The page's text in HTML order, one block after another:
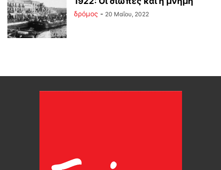
δρόμος - 20 Μαΐου, 2022